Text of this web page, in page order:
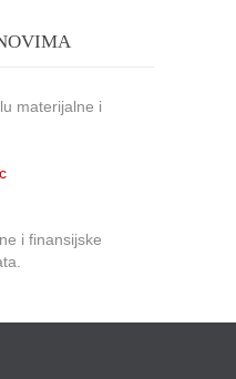
materijalne i
i finansijske